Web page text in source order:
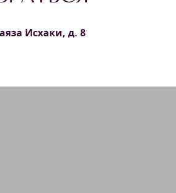
Исхаки, д. 8